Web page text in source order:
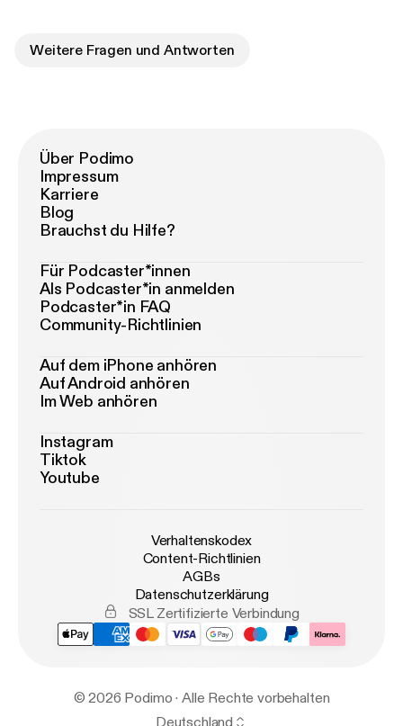
Weitere Fragen und Antworten
Über Podimo
Impressum
Karriere
Blog
Brauchst du Hilfe?
Für Podcaster*innen
Als Podcaster*in anmelden
Podcaster*in FAQ
Community-Richtlinien
Auf dem iPhone anhören
Auf Android anhören
Im Web anhören
Instagram
Tiktok
Youtube
Verhaltenskodex
Content-Richtlinien
AGBs
Datenschutzerklärung
SSL Zertifizierte Verbindung
© 2026 Podimo · Alle Rechte vorbehalten
Deutschland